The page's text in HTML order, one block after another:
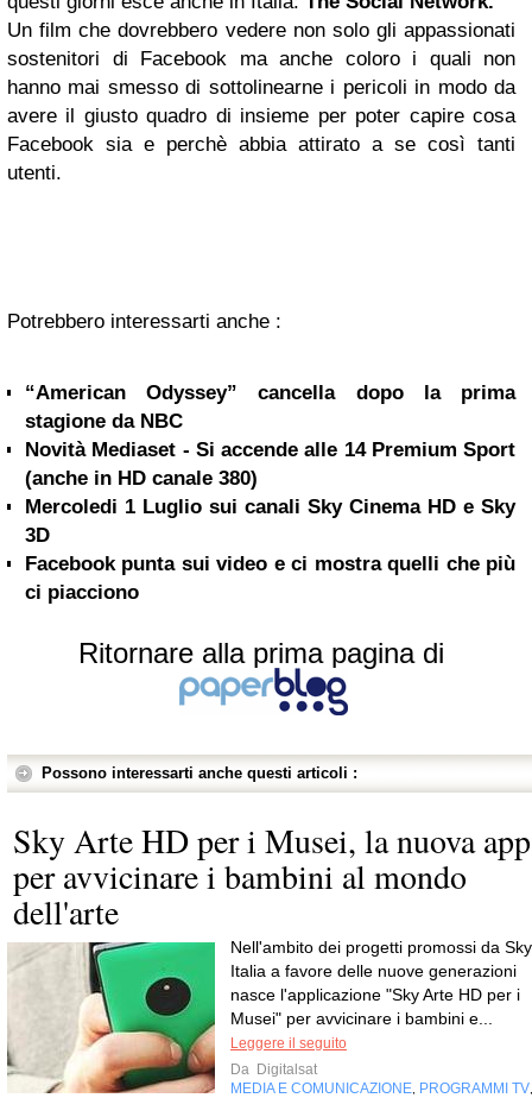
Un film che dovrebbero vedere non solo gli appassionati
sostenitori di Facebook ma anche coloro i quali non
hanno mai smesso di sottolinearne i pericoli in modo da
avere il giusto quadro di insieme per poter capire cosa
Facebook sia e perchè abbia attirato a se così tanti
utenti.
Potrebbero interessarti anche :
“American Odyssey” cancella dopo la prima
stagione da NBC
Novità Mediaset - Si accende alle 14 Premium Sport
(anche in HD canale 380)
Mercoledi 1 Luglio sui canali Sky Cinema HD e Sky
3D
Facebook punta sui video e ci mostra quelli che più
ci piacciono
Ritornare alla prima pagina di
Possono interessarti anche questi articoli :
Sky Arte HD per i Musei, la nuova app
per avvicinare i bambini al mondo
dell'arte
Nell'ambito dei progetti promossi da Sky
Italia a favore delle nuove generazioni
nasce l'applicazione "Sky Arte HD per i
Musei" per avvicinare i bambini e...
Leggere il seguito
Da Digitalsat
MEDIA E COMUNICAZIONE PROGRAMMI TV